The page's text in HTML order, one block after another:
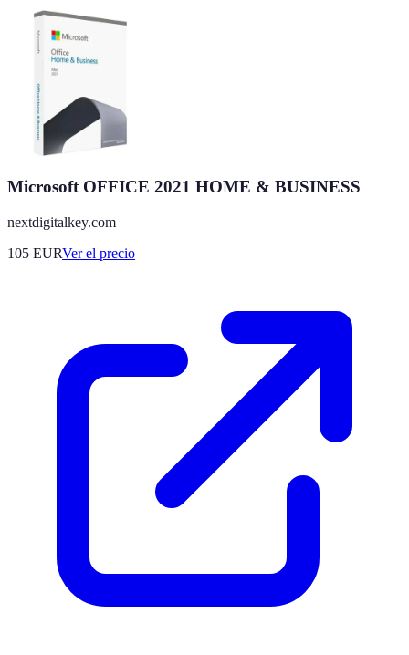
Microsoft OFFICE 2021 HOME & BUSINESS
nextdigitalkey.com
105 EURVer el precio